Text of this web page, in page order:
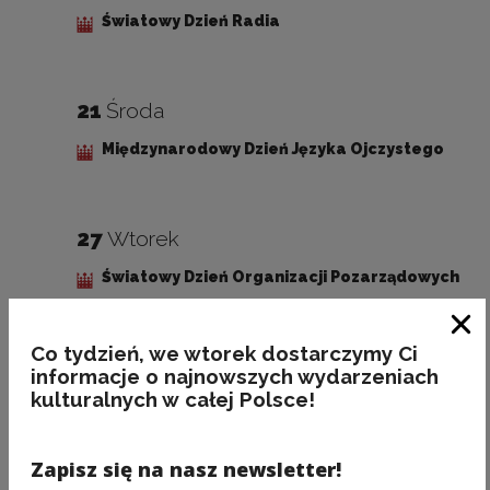
Światowy Dzień Radia
21 Środa
Międzynarodowy Dzień Języka Ojczystego
27Wtorek
Światowy Dzień Organizacji Pozarządowych
ZAPISZ SIĘ NA NEWSLETTER
NCK
kultury w każdy wtorek na Twojej
Co tydzień, we wtorek dostarczymy Ci
informacje o najnowszych wydarzeniach
kulturalnych w całej Polsce!
Zapisz się na nasz newsletter!